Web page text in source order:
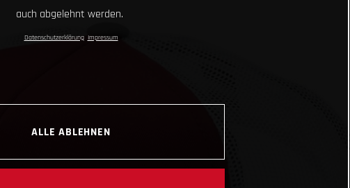
auch abgelehnt werden.
Datenschutzerklärung Impressum
ALLE ABLEHNEN